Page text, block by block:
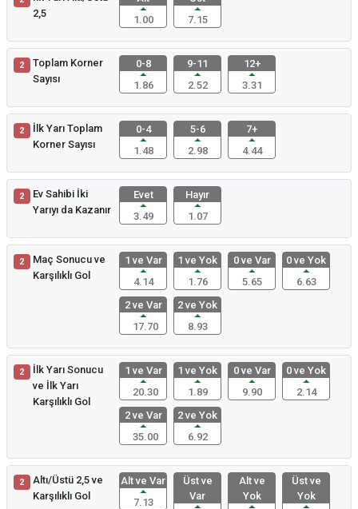
2,5
1.00
7.15
2
Toplam Korner
Sayısı
0-8
1.86
9-11
2.52
12+
3.31
2
İlk Yarı Toplam
Korner Sayısı
0-4
1.48
5-6
2.98
7+
4.44
2
Ev Sahibi İki
Yarıyı da Kazanır
Evet
3.49
Hayır
1.07
2
Maç Sonucu ve
Karşılıklı Gol
1 ve Var
4.14
1 ve Yok
1.76
0 ve Var
5.65
0 ve Yok
6.63
2 ve Var
17.70
2 ve Yok
8.93
2
İlk Yarı Sonucu
ve İlk Yarı
Karşılıklı Gol
1 ve Var
20.30
1 ve Yok
1.89
0 ve Var
9.90
0 ve Yok
2.14
2 ve Var
35.00
2 ve Yok
6.92
2
Altı/Üstü 2,5 ve
Karşılıklı Gol
Alt ve Var
7.13
Üst ve
Var
Alt ve
Yok
Üst ve
Yok